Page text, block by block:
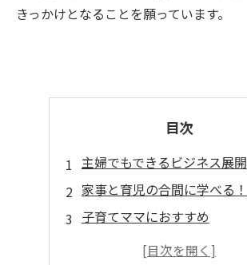
きっかけとなることを願っています。
目次
主婦でもできるビジネス展開
家事と育児の合間に学べる！
子育てママにおすすめ
今すぐ始められる！